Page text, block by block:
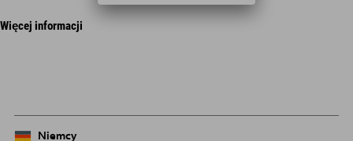
Więcej informacji
Niemcy